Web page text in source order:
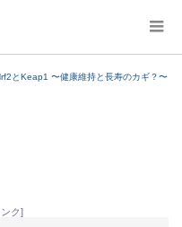
とKeap1 〜健康維持と長寿のカギ？〜
ク]